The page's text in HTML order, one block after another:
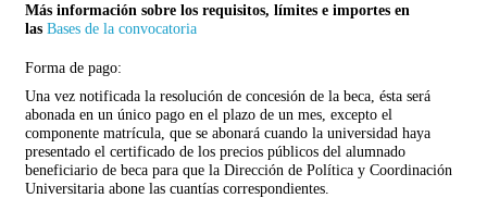
Más información sobre los requisitos, límites e importes en
las Bases de la convocatoria
Forma de pago:
Una vez notificada la resolución de concesión de la beca, ésta será
abonada en un único pago en el plazo de un mes, excepto el
componente matrícula, que se abonará cuando la universidad haya
presentado el certificado de los precios públicos del alumnado
beneficiario de beca para que la Dirección de Política y Coordinación
Universitaria abone las cuantías correspondientes.